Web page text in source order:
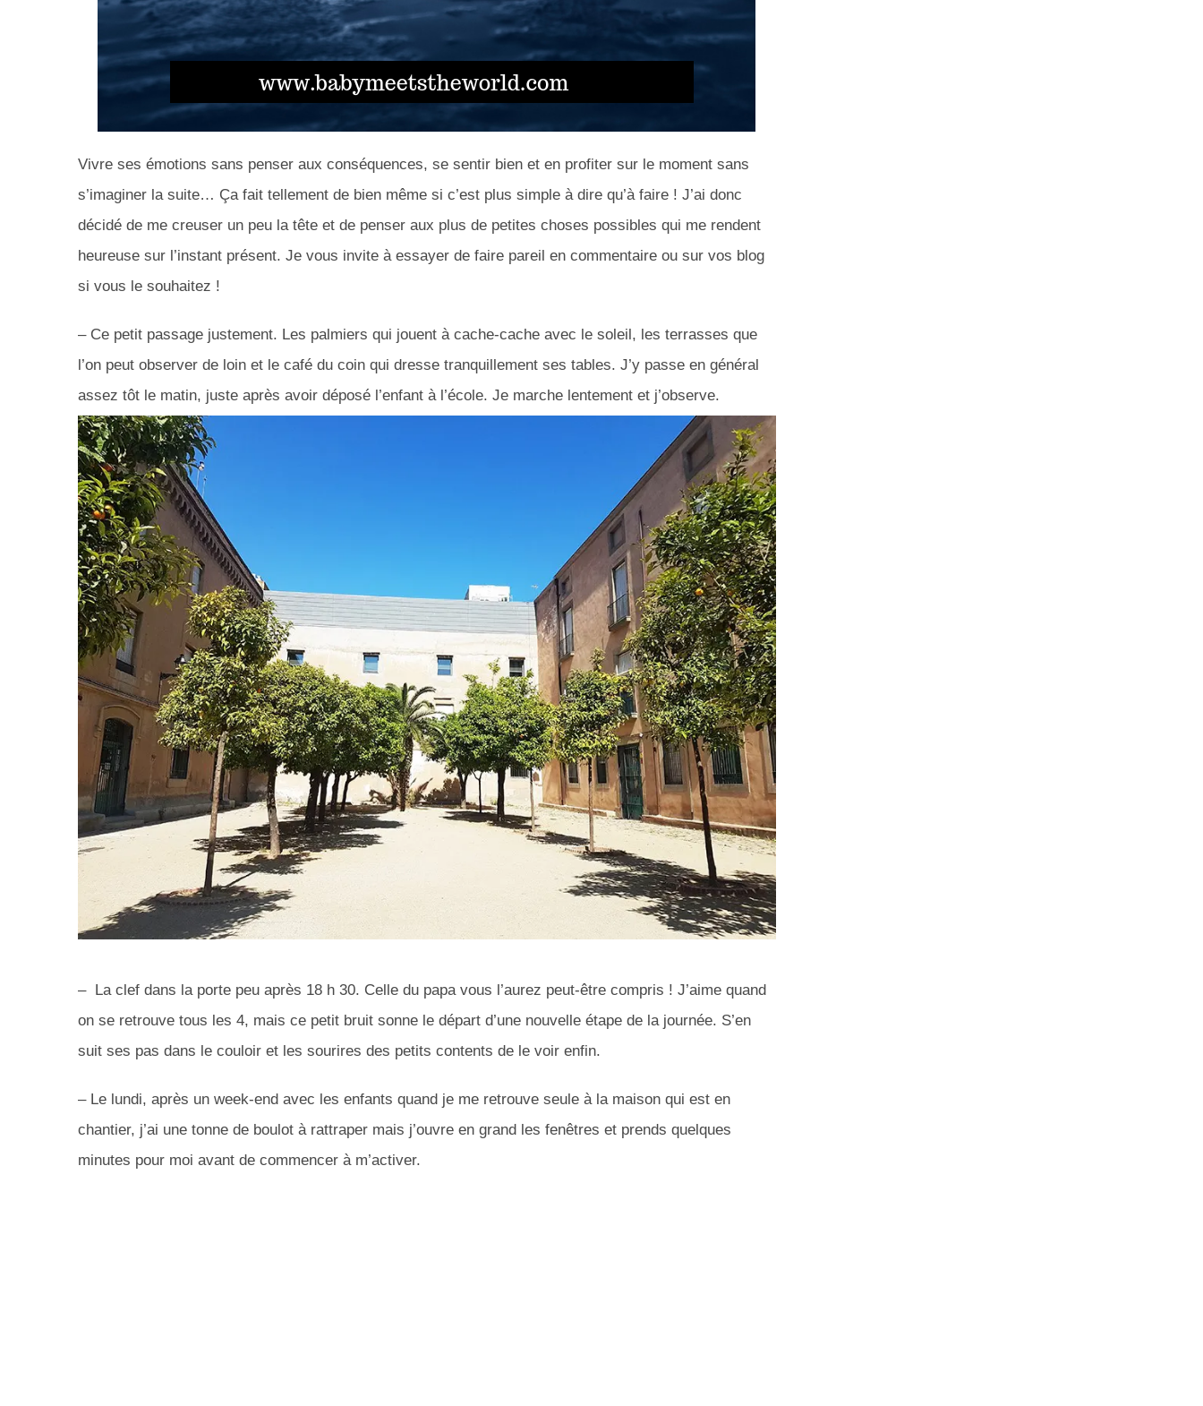
Vivre ses émotions sans penser aux conséquences, se sentir bien et en profiter sur le moment sans
s’imaginer la suite… Ça fait tellement de bien même si c’est plus simple à dire qu’à faire ! J’ai donc
décidé de me creuser un peu la tête et de penser aux plus de petites choses possibles qui me rendent
heureuse sur l’instant présent. Je vous invite à essayer de faire pareil en commentaire ou sur vos blog
si vous le souhaitez !
– Ce petit passage justement. Les palmiers qui jouent à cache-cache avec le soleil, les terrasses que
l’on peut observer de loin et le café du coin qui dresse tranquillement ses tables. J’y passe en général
assez tôt le matin, juste après avoir déposé l’enfant à l’école. Je marche lentement et j’observe.
– La clef dans la porte peu après 18 h 30. Celle du papa vous l’aurez peut-être compris ! J’aime quand
on se retrouve tous les 4, mais ce petit bruit sonne le départ d’une nouvelle étape de la journée. S’en
suit ses pas dans le couloir et les sourires des petits contents de le voir enfin.
– Le lundi, après un week-end avec les enfants quand je me retrouve seule à la maison qui est en
chantier, j’ai une tonne de boulot à rattraper mais j’ouvre en grand les fenêtres et prends quelques
minutes pour moi avant de commencer à m’activer.